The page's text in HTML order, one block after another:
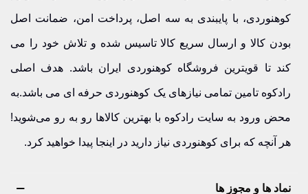
کوهنوردی، با پایبندی به سه اصل، پرداخت امن، ضمانت اصل
بودن کالا و ارسال سریع کالا تاسیس شده و تلاش خود را می
کند تا قویترین فروشگاه کوهنوردی ایران باشد. هدف اصلی
رادکوه تامین تمامی نیازهای یک کوهنوردی حرفه ای می باشد.به
محض ورود به سایت رادکوه با بهترین کالاها رو به رو می‌شوید!
هر آنچه که برای کوهنوردی نیاز دارید در اینجا پیدا خواهید کرد.
نماد ها و مجوز ها